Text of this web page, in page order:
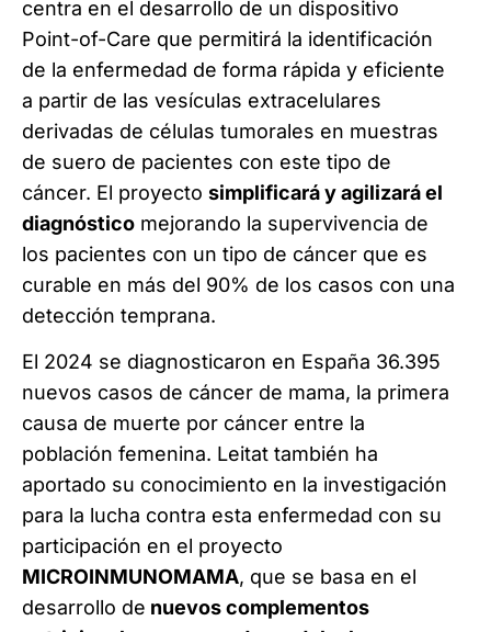
centra en el desarrollo de un dispositivo
Point-of-Care que permitirá la identificación
de la enfermedad de forma rápida y eficiente
a partir de las vesículas extracelulares
derivadas de células tumorales en muestras
de suero de pacientes con este tipo de
cáncer. El proyecto simplificará y agilizará el
diagnóstico mejorando la supervivencia de
los pacientes con un tipo de cáncer que es
curable en más del 90% de los casos con una
detección temprana.
El 2024 se diagnosticaron en España 36.395
nuevos casos de cáncer de mama, la primera
causa de muerte por cáncer entre la
población femenina. Leitat también ha
aportado su conocimiento en la investigación
para la lucha contra esta enfermedad con su
participación en el proyecto
MICROINMUNOMAMA, que se basa en el
desarrollo de nuevos complementos